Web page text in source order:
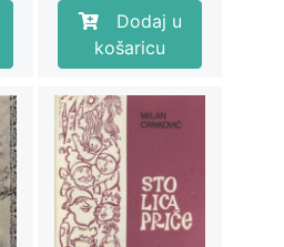
Dodaj u
košaricu